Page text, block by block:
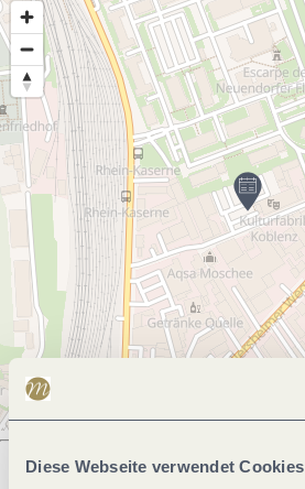
Diese Webseite verwendet Cookies